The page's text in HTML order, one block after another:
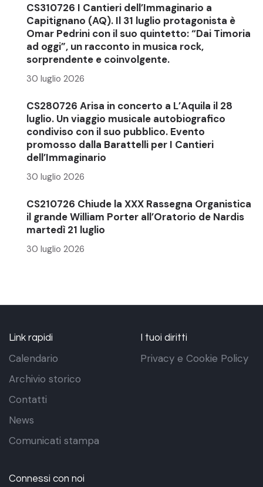
CS310726 I Cantieri dell’Immaginario a
Capitignano (AQ). Il 31 luglio protagonista è
Omar Pedrini con il suo quintetto: “Dai Timoria
ad oggi”, un racconto in musica rock,
sorprendente e coinvolgente.
30 luglio 2026
CS280726 Arisa in concerto a L’Aquila il 28
luglio. Un viaggio musicale autobiografico
condiviso con il suo pubblico. Evento
promosso dalla Barattelli per I Cantieri
dell’Immaginario
30 luglio 2026
CS210726 Chiude la XXX Rassegna Organistica
il grande William Porter all’Oratorio de Nardis
martedì 21 luglio
30 luglio 2026
Link rapidi
Calendario
Archivio storico
Contatti
News
Comunicati stampa
I tuoi diritti
Privacy e Cookie Policy
Connessi con noi